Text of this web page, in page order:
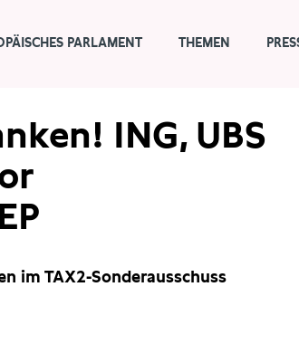
PARLAMENT THEMEN
ING, UBS
im TAX2-Sonderausschuss